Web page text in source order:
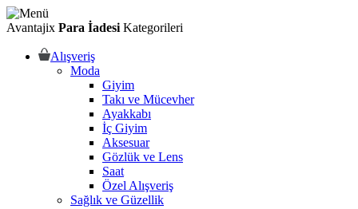
Avantajix Para İadesi Kategorileri
Alışveriş
Moda
Giyim
Takı ve Mücevher
Ayakkabı
İç Giyim
Aksesuar
Gözlük ve Lens
Saat
Özel Alışveriş
Sağlık ve Güzellik